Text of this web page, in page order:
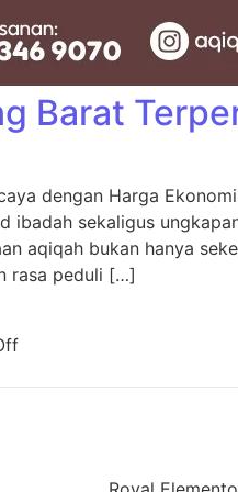
Barat
dengan Harga
ibadah sekaligus
aqiqah bukan hanya
rasa peduli […]